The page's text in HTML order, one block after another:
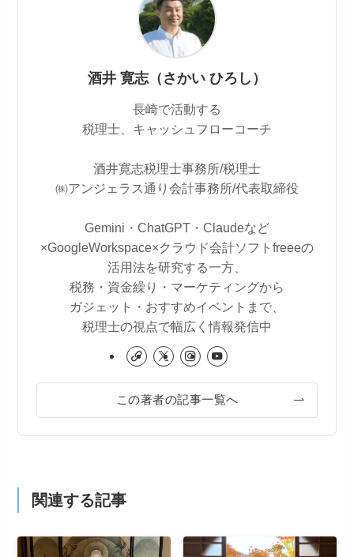
酒井 寛志（さかい ひろし）
長崎で活動する
税理士、キャッシュフローコーチ
酒井寛志税理士事務所/税理士
㈱アンジェラス通り会計事務所/代表取締役
Gemini・ChatGPT・Claudeなど
×GoogleWorkspace×クラウド会計ソフトfreeeの
活用法を研究する一方、
税務・資金繰り・マーケティングから
ガジェット・おすすめイベントまで、
税理士の視点で幅広く情報発信中
この著者の記事一覧へ
関連する記事